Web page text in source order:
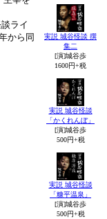
ライ
から同
実説 城谷怪談 撰
集二
[演]城谷歩
1600円+税
実説 城谷怪談
「かくれんぼ」
[演]城谷歩
500円+税
実説 城谷怪談
「糠平温泉」
[演]城谷歩
500円+税